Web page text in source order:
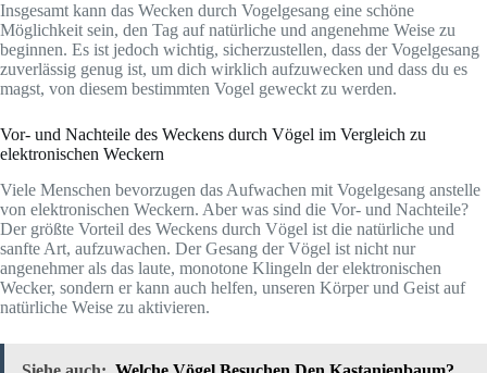
Insgesamt kann das Wecken durch Vogelgesang eine schöne
Möglichkeit sein, den Tag auf natürliche und angenehme Weise zu
beginnen. Es ist jedoch wichtig, sicherzustellen, dass der Vogelgesang
zuverlässig genug ist, um dich wirklich aufzuwecken und dass du es
magst, von diesem bestimmten Vogel geweckt zu werden.
Vor- und Nachteile des Weckens durch Vögel im Vergleich zu
elektronischen Weckern
Viele Menschen bevorzugen das Aufwachen mit Vogelgesang anstelle
von elektronischen Weckern. Aber was sind die Vor- und Nachteile?
Der größte Vorteil des Weckens durch Vögel ist die natürliche und
sanfte Art, aufzuwachen. Der Gesang der Vögel ist nicht nur
angenehmer als das laute, monotone Klingeln der elektronischen
Wecker, sondern er kann auch helfen, unseren Körper und Geist auf
natürliche Weise zu aktivieren.